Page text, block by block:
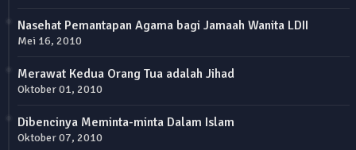
Nasehat Pemantapan Agama bagi Jamaah Wanita LDII
Mei 16, 2010
Merawat Kedua Orang Tua adalah Jihad
Oktober 01, 2010
Dibencinya Meminta-minta Dalam Islam
Oktober 07, 2010